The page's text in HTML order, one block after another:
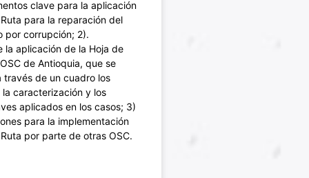
clave para la aplicación
para la reparación del
por corrupción; 2).
la aplicación de la Hoja de
de Antioquia, que se
través de un cuadro los
caracterización y los
aplicados en los casos; 3)
para la implementación
por parte de otras OSC.